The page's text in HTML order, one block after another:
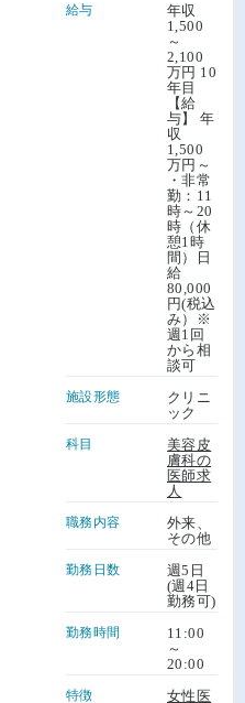
給与
年収
1,500
～
2,100
万円 10
年目
【給
与】 年
収
1,500
万円～
・非常
勤：11
時～20
時（休
憩1時
間）日
給
80,000
円(税込
み）※
週1回
から相
談可
施設形態
クリニ
ック
科目
美容皮
膚科の
医師求
人
職務内容
外来、
その他
勤務日数
週5日
(週4日
勤務可)
勤務時間
11:00
～
20:00
特徴
女性医